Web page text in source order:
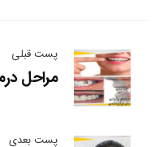
پست قبلی
مراحل
پست بعدی